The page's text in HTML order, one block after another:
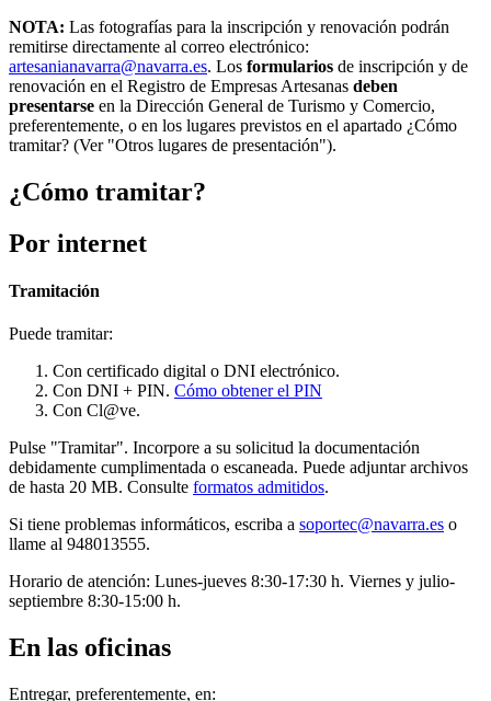
NOTA: Las fotografías para la inscripción y renovación podrán
remitirse directamente al correo electrónico:
artesanianavarra@navarra.es. Los formularios de inscripción y de
renovación en el Registro de Empresas Artesanas deben
presentarse en la Dirección General de Turismo y Comercio,
preferentemente, o en los lugares previstos en el apartado ¿Cómo
tramitar? (Ver "Otros lugares de presentación").
¿Cómo tramitar?
Por internet
Tramitación
Puede tramitar:
Con certificado digital o DNI electrónico.
Con DNI + PIN. Cómo obtener el PIN
Con Cl@ve.
Pulse "Tramitar". Incorpore a su solicitud la documentación
debidamente cumplimentada o escaneada. Puede adjuntar archivos
de hasta 20 MB. Consulte formatos admitidos.
Si tiene problemas informáticos, escriba a soportec@navarra.es o
llame al 948013555.
Horario de atención: Lunes-jueves 8:30-17:30 h. Viernes y julio-
septiembre 8:30-15:00 h.
En las oficinas
Entregar, preferentemente, en: